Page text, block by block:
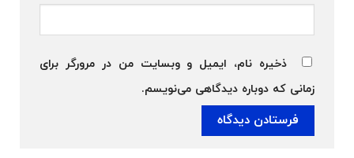
ذخیره نام، ایمیل و وبسایت من در مرورگر برای
زمانی که دوباره دیدگاهی می‌نویسم.